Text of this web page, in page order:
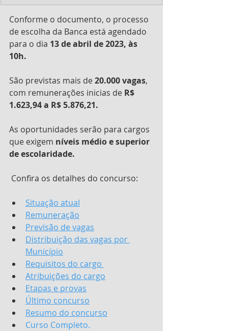
Conforme o documento, o processo
de escolha da Banca está agendado
para o dia 13 de abril de 2023, às
10h.
São previstas mais de 20.000 vagas,
com remunerações inicias de R$
1.623,94 a R$ 5.876,21.
As oportunidades serão para cargos
que exigem níveis médio e superior
de escolaridade.
Confira os detalhes do concurso:
Situação atual
Remuneração
Previsão de vagas
Distribuição das vagas por
Município
Requisitos do cargo
Atribuições do cargo
Etapas e provas
Último concurso
Resumo do concurso
Curso Completo.